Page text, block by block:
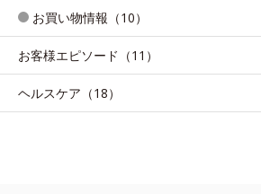
お買い物情報（10）
お客様エピソード（11）
ヘルスケア（18）